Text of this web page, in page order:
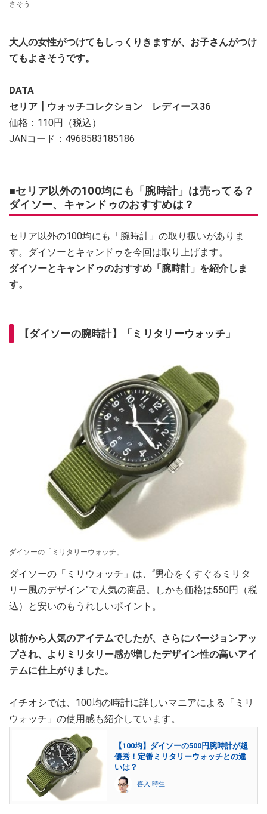
さそう
大人の女性がつけてもしっくりきますが、お子さんがつけ
てもよさそうです。
DATA
セリア┃ウォッチコレクション レディース36
価格：110円（税込）
JANコード：4968583185186
■セリア以外の100均にも「腕時計」は売ってる？
ダイソー、キャンドゥのおすすめは？
セリア以外の100均にも「腕時計」の取り扱いがありま
す。ダイソーとキャンドゥを今回は取り上げます。
ダイソーとキャンドゥのおすすめ「腕時計」を紹介しま
す。
【ダイソーの腕時計】「ミリタリーウォッチ」
ダイソーの「ミリタリーウォッチ」
ダイソーの「ミリウォッチ」は、“男心をくすぐるミリタ
リー風のデザイン”で人気の商品。しかも価格は550円（税
込）と安いのもうれしいポイント。
以前から人気のアイテムでしたが、さらにバージョンアッ
プされ、よりミリタリー感が増したデザイン性の高いアイ
テムに仕上がりました。
イチオシでは、100均の時計に詳しいマニアによる「ミリ
ウォッチ」の使用感も紹介しています。
【100均】ダイソーの500円腕時計が超
優秀！定番ミリタリーウォッチとの違
いは？
喜入 時生